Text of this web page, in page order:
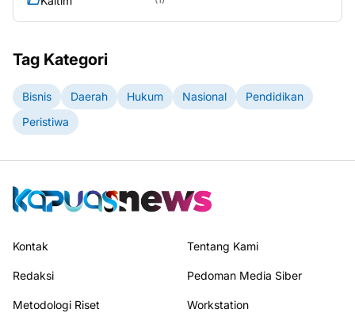
Tag Kategori
Bisnis Daerah Hukum Nasional
Pendidikan
Peristiwa
Kontak Tentang Kami
Redaksi Pedoman Media Siber
Metodologi Riset Workstation